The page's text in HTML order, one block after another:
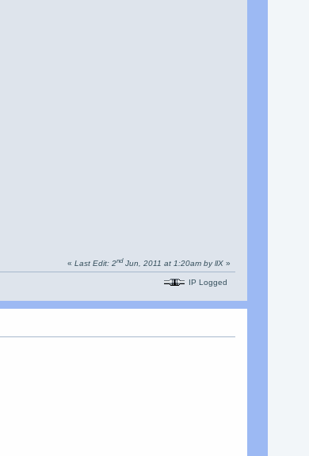
«Last Edit: 2ndJun, 2011 at 1:20am by llX »
IP Logged